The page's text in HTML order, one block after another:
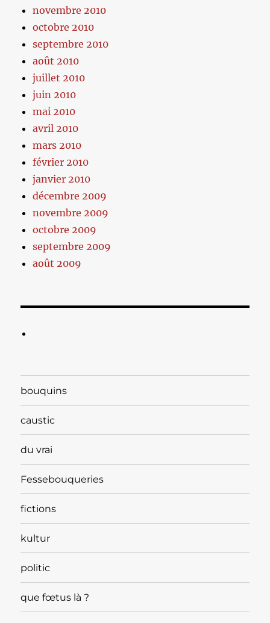
novembre 2010
octobre 2010
septembre 2010
août 2010
juillet 2010
juin 2010
mai 2010
avril 2010
mars 2010
février 2010
janvier 2010
décembre 2009
novembre 2009
octobre 2009
septembre 2009
août 2009
bouquins
caustic
du vrai
Fessebouqueries
fictions
kultur
politic
que fœtus là ?